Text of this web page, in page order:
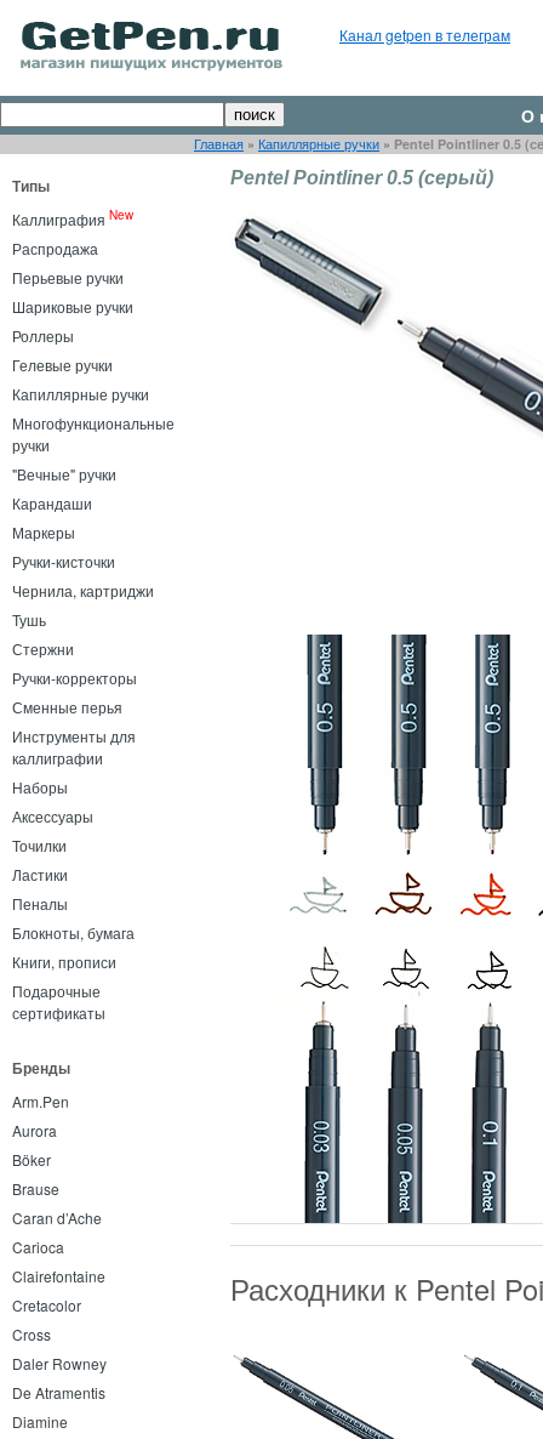
Канал getpen в телеграм
О
Главная » Капиллярные ручки » Pentel Pointliner 0.5
Типы
Каллиграфия New
Распродажа
Перьевые ручки
Шариковые ручки
Роллеры
Гелевые ручки
Капиллярные ручки
Многофункциональные
ручки
"Вечные" ручки
Карандаши
Маркеры
Ручки-кисточки
Чернила, картриджи
Тушь
Стержни
Ручки-корректоры
Сменные перья
Инструменты для
каллиграфии
Наборы
Аксессуары
Точилки
Ластики
Пеналы
Блокноты, бумага
Книги, прописи
Подарочные
сертификаты
Бренды
Arm.Pen
Aurora
Böker
Brause
Caran d’Ache
Carioca
Clairefontaine
Cretacolor
Cross
Daler Rowney
De Atramentis
Diamine
Pentel Pointliner 0.5 (серый)
Расходники к Pentel